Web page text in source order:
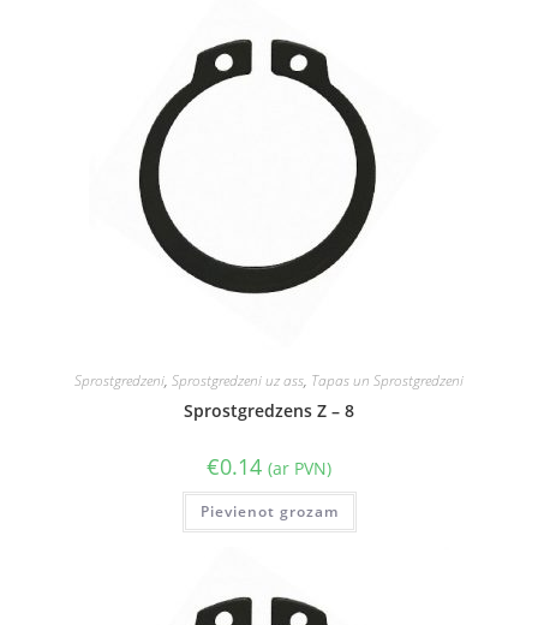
Sprostgredzeni, Sprostgredzeni uz ass, Tapas un Sprostgredzeni
Sprostgredzens Z – 8
€0.14 (ar PVN)
Pievienot grozam